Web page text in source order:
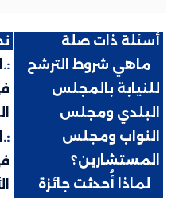
أسئلة ذات صلة
ماهي شروط الترشح
للنيابة بالمجلس
البلدي ومجلس
النواب ومجلس
المستشارين؟
لماذا أُحدثت جائزة